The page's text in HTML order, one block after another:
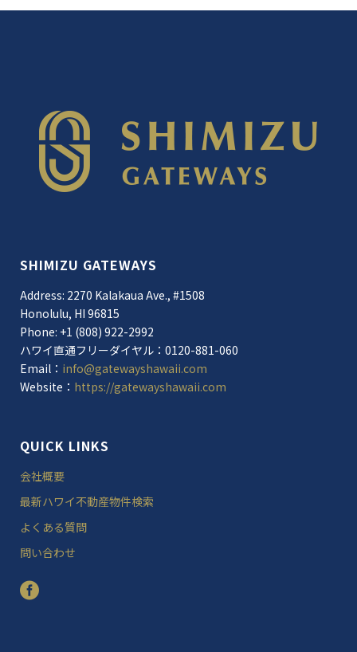
SHIMIZU GATEWAYS
Address: 2270 Kalakaua Ave., #1508
Honolulu, HI 96815
Phone: +1 (808) 922-2992
ハワイ直通フリーダイヤル：0120-881-060
Email： info@gatewayshawaii.com
Website： https://gatewayshawaii.com
QUICK LINKS
会社概要
最新ハワイ不動産物件検索
よくある質問
問い合わせ